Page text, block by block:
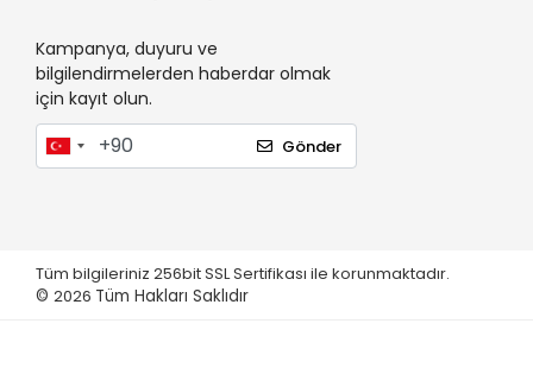
Roborock Q7+
Roborock Q7
Roborock S7 Pro Ultra
Roborock S7 Max V Ultra
Roborock S7 Max V
Roborock S7+
Kampanya, duyuru ve
bilgilendirmelerden haberdar olmak
için kayıt olun.
Gönder
Tüm bilgileriniz 256bit SSL Sertifikası ile korunmaktadır.
©2026 Tüm Hakları Saklıdır